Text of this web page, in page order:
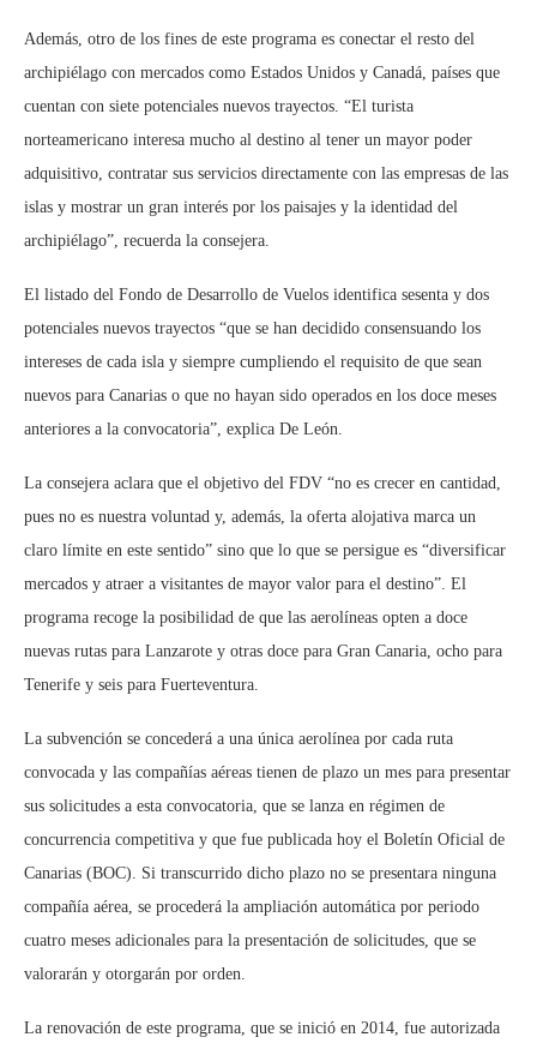
Además, otro de los fines de este programa es conectar el resto del
archipiélago con mercados como Estados Unidos y Canadá, países que
cuentan con siete potenciales nuevos trayectos. “El turista
norteamericano interesa mucho al destino al tener un mayor poder
adquisitivo, contratar sus servicios directamente con las empresas de las
islas y mostrar un gran interés por los paisajes y la identidad del
archipiélago”, recuerda la consejera.
El listado del Fondo de Desarrollo de Vuelos identifica sesenta y dos
potenciales nuevos trayectos “que se han decidido consensuando los
intereses de cada isla y siempre cumpliendo el requisito de que sean
nuevos para Canarias o que no hayan sido operados en los doce meses
anteriores a la convocatoria”, explica De León.
La consejera aclara que el objetivo del FDV “no es crecer en cantidad,
pues no es nuestra voluntad y, además, la oferta alojativa marca un
claro límite en este sentido” sino que lo que se persigue es “diversificar
mercados y atraer a visitantes de mayor valor para el destino”. El
programa recoge la posibilidad de que las aerolíneas opten a doce
nuevas rutas para Lanzarote y otras doce para Gran Canaria, ocho para
Tenerife y seis para Fuerteventura.
La subvención se concederá a una única aerolínea por cada ruta
convocada y las compañías aéreas tienen de plazo un mes para presentar
sus solicitudes a esta convocatoria, que se lanza en régimen de
concurrencia competitiva y que fue publicada hoy el Boletín Oficial de
Canarias (BOC). Si transcurrido dicho plazo no se presentara ninguna
compañía aérea, se procederá la ampliación automática por periodo
cuatro meses adicionales para la presentación de solicitudes, que se
valorarán y otorgarán por orden.
La renovación de este programa, que se inició en 2014, fue autorizada